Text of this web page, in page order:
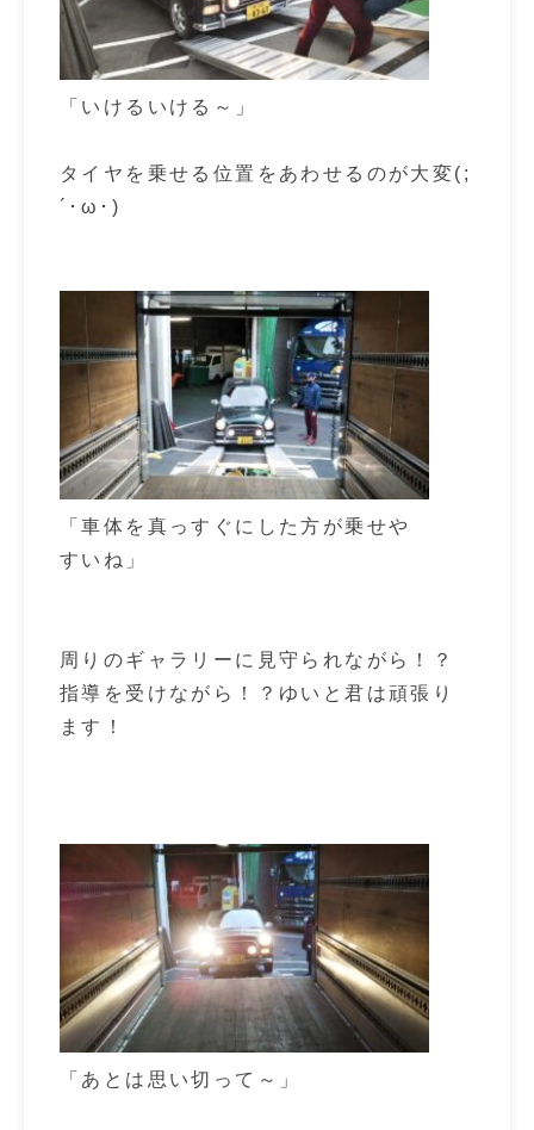
「いけるいける～」
タイヤを乗せる位置をあわせるのが大変(;
´･ω･)
「車体を真っすぐにした方が乗せや
すいね」
周りのギャラリーに見守られながら！？
指導を受けながら！？ゆいと君は頑張り
ます！
「あとは思い切って～」